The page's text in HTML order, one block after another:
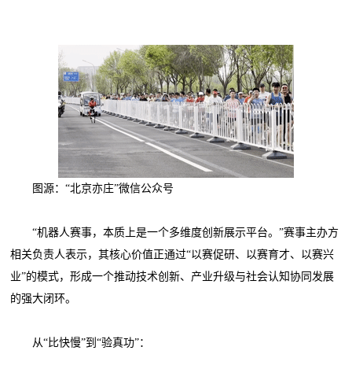
图源：“北京亦庄”微信公众号
“机器人赛事，本质上是一个多维度创新展示平台。”赛事主办方
相关负责人表示，其核心价值正通过“以赛促研、以赛育才、以赛兴
业”的模式，形成一个推动技术创新、产业升级与社会认知协同发展
的强大闭环。
从“比快慢”到“验真功”：